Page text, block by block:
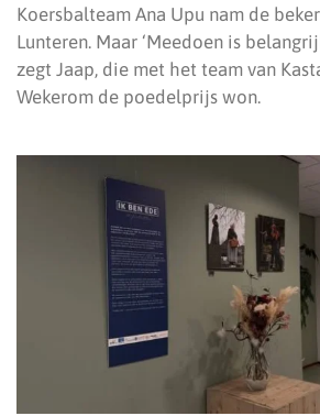
Koersbalteam Ana Upu nam de
Lunteren. Maar ‘Meedoen is
zegt Jaap, die met het team van
Wekerom de poedelprijs won.